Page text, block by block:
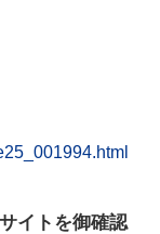
イトを御確認